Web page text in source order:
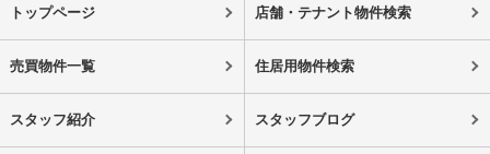
トップページ 店舗・テナント物件検索
売買物件一覧 住居用物件検索
スタッフ紹介 スタッフブログ